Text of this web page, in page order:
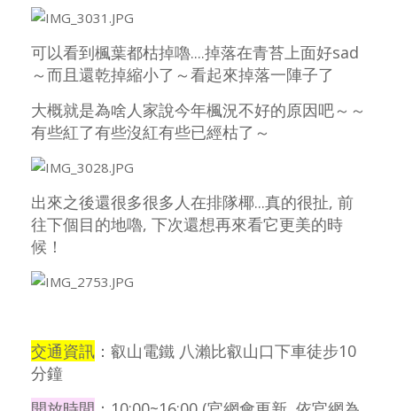
可以看到楓葉都枯掉嚕....掉落在青苔上面好sad
～而且還乾掉縮小了～看起來掉落一陣子了
大概就是為啥人家說今年楓況不好的原因吧～～
有些紅了有些沒紅有些已經枯了～
出來之後還很多很多人在排隊椰...真的很扯, 前
往下個目的地嚕, 下次還想再來看它更美的時
候！
交通資訊 ： 叡山電鐵 八瀨比叡山口下車徒步10
分鐘